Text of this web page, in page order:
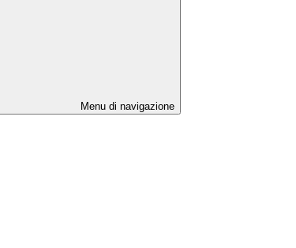
Menu di navigazione